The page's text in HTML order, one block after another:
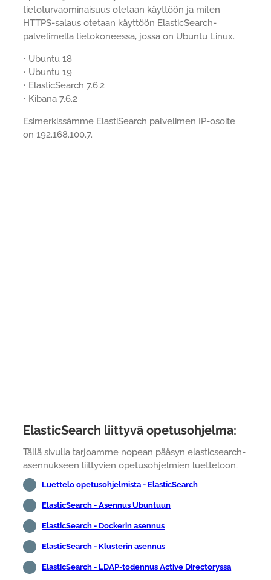
tietoturvaominaisuus otetaan käyttöön ja miten
HTTPS-salaus otetaan käyttöön ElasticSearch-
palvelimella tietokoneessa, jossa on Ubuntu Linux.
• Ubuntu 18
• Ubuntu 19
• ElasticSearch 7.6.2
• Kibana 7.6.2
Esimerkissämme ElastiSearch palvelimen IP-osoite
on 192.168.100.7.
ElasticSearch liittyvä opetusohjelma:
Tällä sivulla tarjoamme nopean pääsyn elasticsearch-
asennukseen liittyvien opetusohjelmien luetteloon.
Luettelo opetusohjelmista - ElasticSearch
ElasticSearch - Asennus Ubuntuun
ElasticSearch - Dockerin asennus
ElasticSearch - Klusterin asennus
ElasticSearch - LDAP-todennus Active Directoryssa